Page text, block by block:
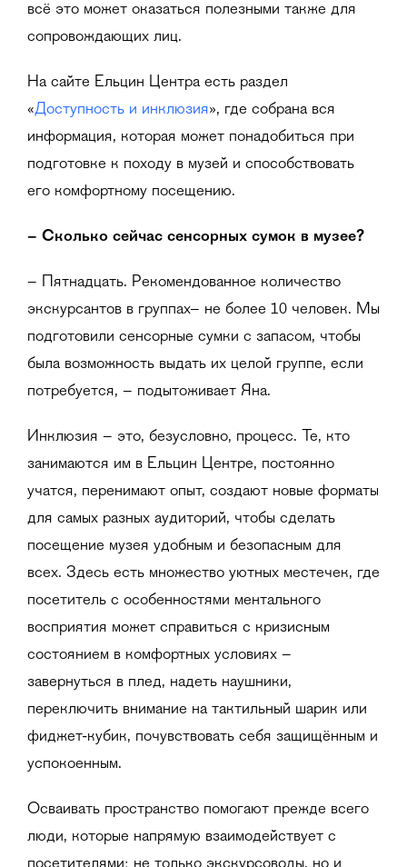
всё это может оказаться полезными также для
сопровождающих лиц.
На сайте Ельцин Центра есть раздел
«Доступность и инклюзия», где собрана вся
информация, которая может понадобиться при
подготовке к походу в музей и способствовать
его комфортному посещению.
– Сколько сейчас сенсорных сумок в музее?
– Пятнадцать. Рекомендованное количество
экскурсантов в группах– не более 10 человек. Мы
подготовили сенсорные сумки с запасом, чтобы
была возможность выдать их целой группе, если
потребуется, – подытоживает Яна.
Инклюзия – это, безусловно, процесс. Те, кто
занимаются им в Ельцин Центре, постоянно
учатся, перенимают опыт, создают новые форматы
для самых разных аудиторий, чтобы сделать
посещение музея удобным и безопасным для
всех. Здесь есть множество уютных местечек, где
посетитель с особенностями ментального
восприятия может справиться с кризисным
состоянием в комфортных условиях –
завернуться в плед, надеть наушники,
переключить внимание на тактильный шарик или
фиджет-кубик, почувствовать себя защищённым и
успокоенным.
Осваивать пространство помогают прежде всего
люди, которые напрямую взаимодействует с